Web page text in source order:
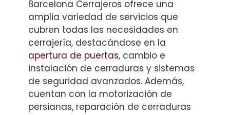
Barcelona Cerrajeros ofrece una
amplia variedad de servicios que
cubren todas las necesidades en
cerrajería, destacándose en la
apertura de puertas, cambio e
instalación de cerraduras y sistemas
de seguridad avanzados. Además,
cuentan con la motorización de
persianas, reparación de cerraduras